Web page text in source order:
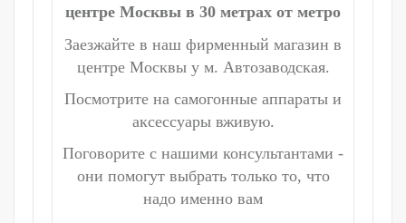
центре Москвы в 30 метрах от метро
Заезжайте в наш фирменный магазин в
центре Москвы у м. Автозаводская.
Посмотрите на самогонные аппараты и
аксессуары вживую.
Поговорите с нашими консультантами -
они помогут выбрать только то, что
надо именно вам